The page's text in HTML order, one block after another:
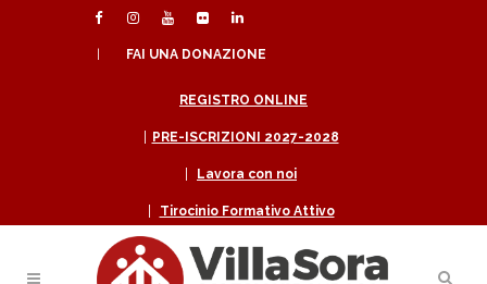
FAI UNA DONAZIONE
REGISTRO ONLINE
PRE-ISCRIZIONI 2027-2028
Lavora con noi
Tirocinio Formativo Attivo